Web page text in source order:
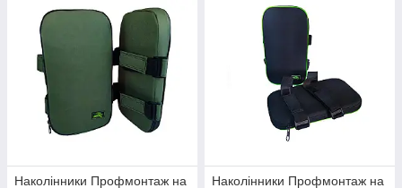
Наколінники Профмонтаж на
Наколінники Профмонтаж на